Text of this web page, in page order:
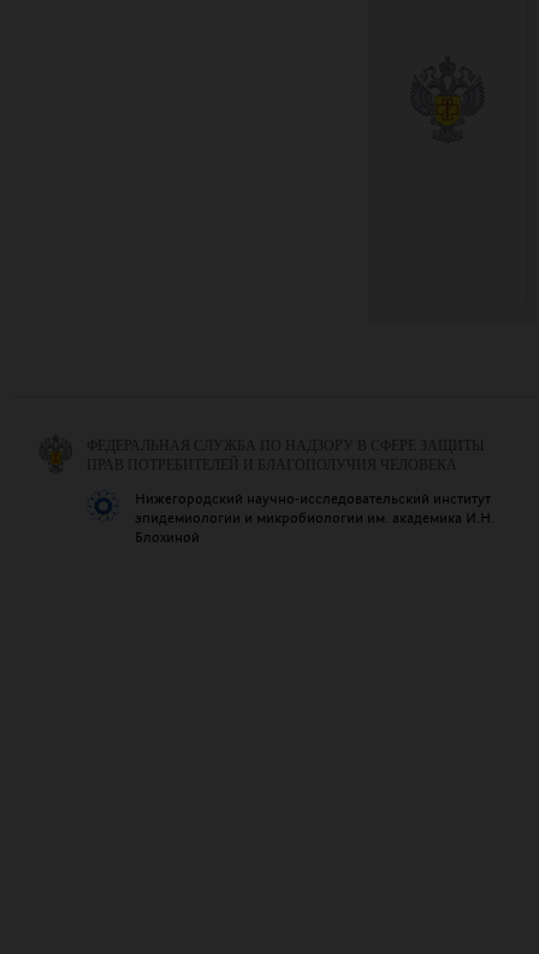
ФЕДЕРАЛЬНАЯ СЛУЖБА ПО НАДЗОРУ В СФЕРЕ ЗАЩИТЫ
ПРАВ ПОТРЕБИТЕЛЕЙ И БЛАГОПОЛУЧИЯ ЧЕЛОВЕКА
Нижегородский научно-исследовательский институт
эпидемиологии и микробиологии им. академика И.Н.
Блохиной